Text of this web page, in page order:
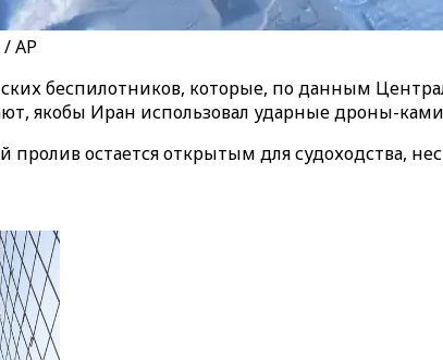
AP
беспилотников, которые, по данным
якобы Иран использовал ударные дроны-
остается открытым для судоходства,